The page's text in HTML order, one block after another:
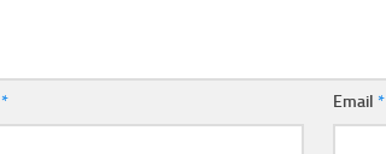
* Email*